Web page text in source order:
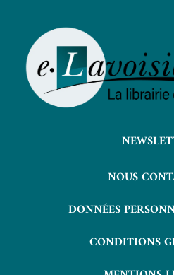
NOUS
DONNÉES
CONDITIONS